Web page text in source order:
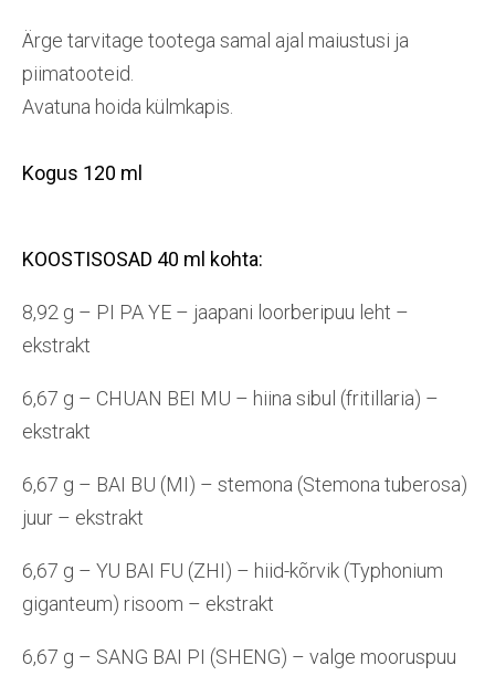
Ärge tarvitage tootega samal ajal maiustusi ja
piimatooteid.
Avatuna hoida külmkapis.
Kogus 120 ml
KOOSTISOSAD 40 ml kohta:
8,92 g – PI PA YE – jaapani loorberipuu leht –
ekstrakt
6,67 g – CHUAN BEI MU – hiina sibul (fritillaria) –
ekstrakt
6,67 g – BAI BU (MI) – stemona (Stemona tuberosa)
juur – ekstrakt
6,67 g – YU BAI FU (ZHI) – hiid-kõrvik (Typhonium
giganteum) risoom – ekstrakt
6,67 g – SANG BAI PI (SHENG) – valge mooruspuu